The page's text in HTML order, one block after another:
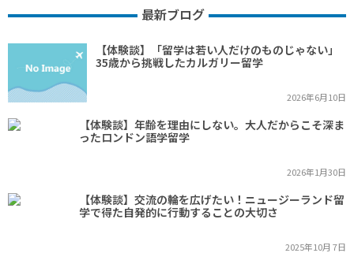
最新ブログ
【体験談】「留学は若い人だけのものじゃない」
35歳から挑戦したカルガリー留学
2026年6月10日
【体験談】年齢を理由にしない。大人だからこそ深ま
ったロンドン語学留学
2026年1月30日
【体験談】交流の輪を広げたい！ニュージーランド留
学で得た自発的に行動することの大切さ
2025年10月 7日